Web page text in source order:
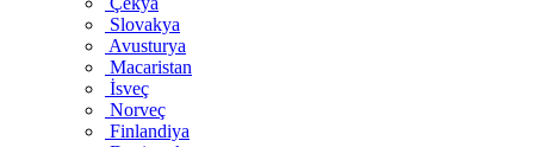
Slovakya
Avusturya
Macaristan
İsveç
Norveç
Finlandiya